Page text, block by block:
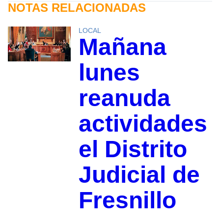
NOTAS RELACIONADAS
LOCAL
Mañana
lunes
reanuda
actividades
el Distrito
Judicial de
Fresnillo